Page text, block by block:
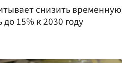
снизить временную
15% к 2030 году